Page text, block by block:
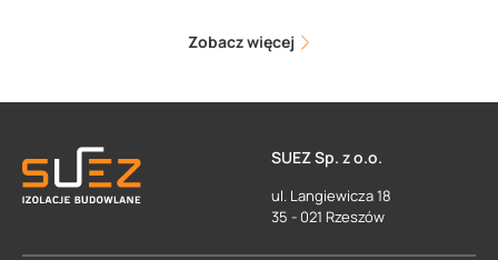
Zobacz więcej
SUEZ Sp. z o.o.
ul. Langiewicza 18
35 - 021 Rzeszów